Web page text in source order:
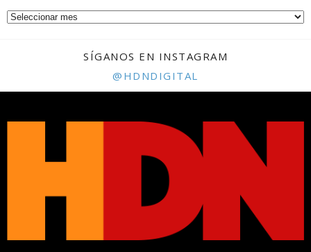
SÍGANOS EN INSTAGRAM
@HDNDIGITAL